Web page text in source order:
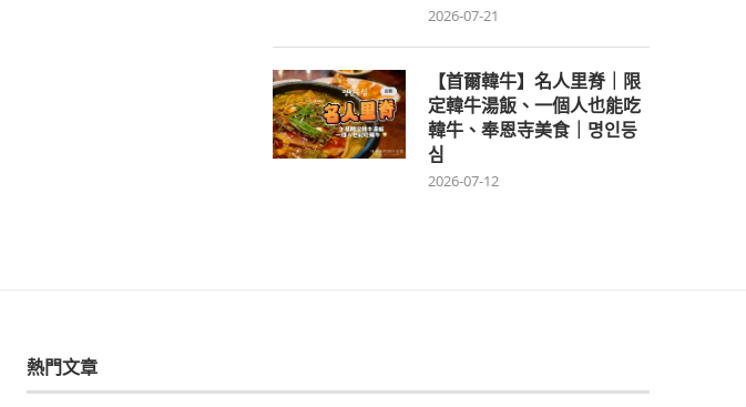
2026-07-21
【首爾韓牛】名人里脊｜限
定韓牛湯飯、一個人也能吃
韓牛、奉恩寺美食｜명인등
심
2026-07-12
熱門文章